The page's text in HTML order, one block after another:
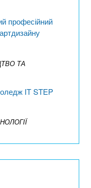
професійний
ТА
IT STEP